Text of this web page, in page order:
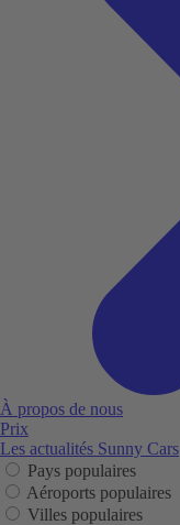
À propos de nous
Prix
Les actualités Sunny Cars
Pays populaires
Aéroports populaires
Villes populaires